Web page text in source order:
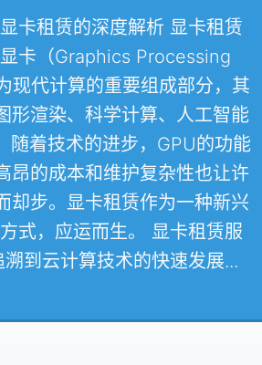
卡租赁的深度解析 显卡租赁
卡（Graphics Processing
现代计算的重要组成部分，其
形渲染、科学计算、人工智能
随着技术的进步，GPU的功能
昂的成本和维护复杂性也让许
却步。显卡租赁作为一种新兴
式，应运而生。 显卡租赁服
到云计算技术的快速发展...